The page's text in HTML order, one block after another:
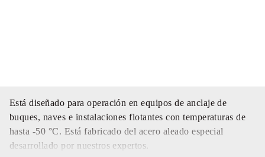
Está diseñado para operación en equipos de anclaje de
buques, naves e instalaciones flotantes con temperaturas de
hasta -50 °С. Está fabricado del acero aleado especial
desarrollado por nuestros expertos.